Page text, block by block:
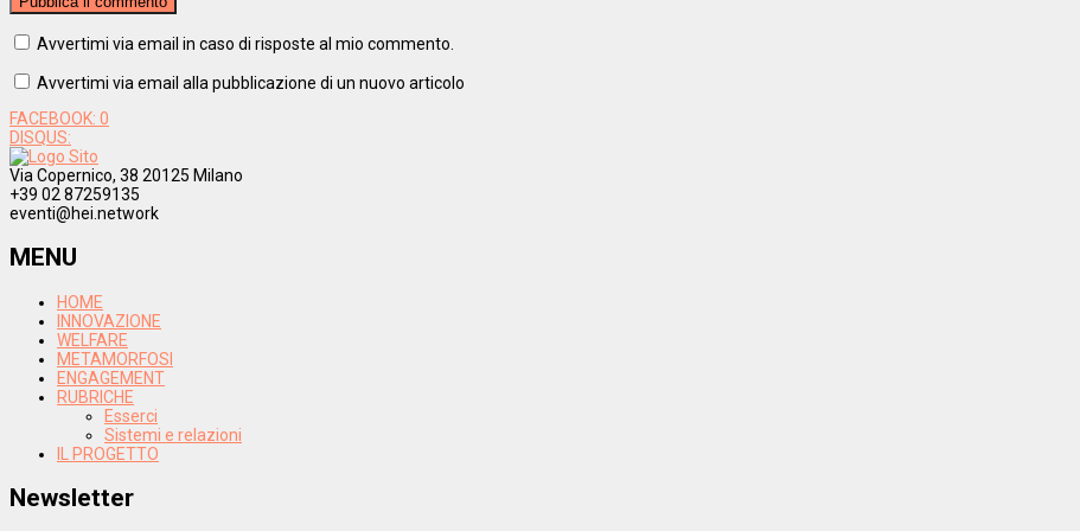
Avvertimi via email in caso di risposte al mio commento.
Avvertimi via email alla pubblicazione di un nuovo articolo
FACEBOOK: 0
DISQUS:
Via Copernico, 38 20125 Milano
+39 02 87259135
eventi@hei.network
MENU
HOME
INNOVAZIONE
WELFARE
METAMORFOSI
ENGAGEMENT
RUBRICHE
Esserci
Sistemi e relazioni
IL PROGETTO
Newsletter